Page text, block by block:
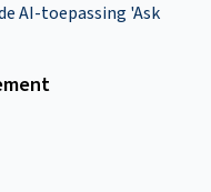
AI-toepassing 'Ask